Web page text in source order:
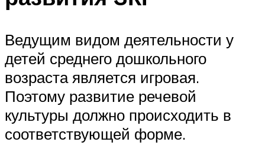
Ведущим видом деятельности у
детей среднего дошкольного
возраста является игровая.
Поэтому развитие речевой
культуры должно происходить в
соответствующей форме.